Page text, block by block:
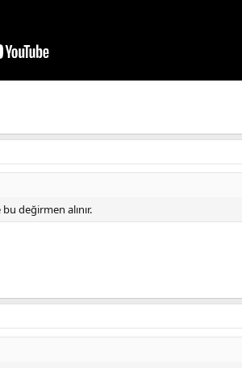
değirmen alınır.